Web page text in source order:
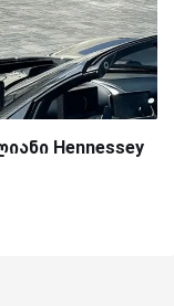
Hennessey